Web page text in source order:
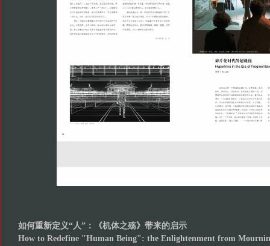
如何重新定义“人”：《机体之殇》带来的启示
How to Redefine "Human Being": the Enlightenment from